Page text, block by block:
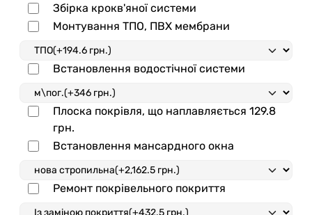
Збірка крокв'яної системи
Монтування ТПО, ПВХ мембрани
Встановлення водостічної системи
Плоска покрівля, що наплавляється 129.8
грн.
Встановлення мансардного окна
Ремонт покрівельного покриття